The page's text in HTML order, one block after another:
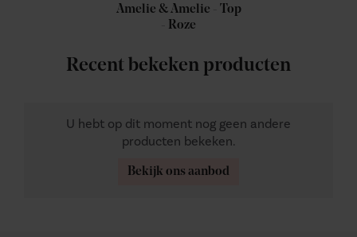
Amelie & Amelie - Top
- Roze
Recent bekeken producten
U hebt op dit moment nog geen andere
producten bekeken.
Bekijk ons aanbod